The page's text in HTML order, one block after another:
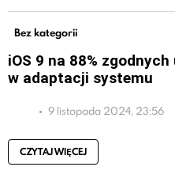
Bez kategorii
iOS 9 na 88%
w adaptacji systemu
9 listopada 2024, 23:56
CZYTAJ WIĘCEJ